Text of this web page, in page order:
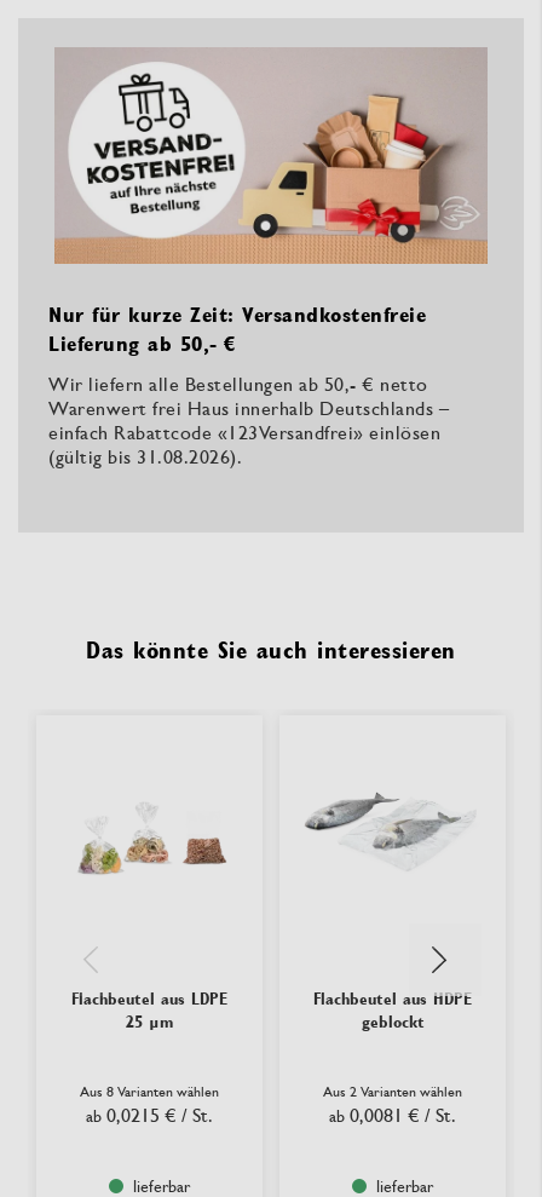
Nur für kurze Zeit: Versandkostenfreie
Lieferung ab 50,- €
Wir liefern alle Bestellungen ab 50,- € netto
Warenwert frei Haus innerhalb Deutschlands –
einfach Rabattcode «123Versandfrei» einlösen
(gültig bis 31.08.2026).
Das könnte Sie auch interessieren
Flachbeutel aus LDPE
25 µm
Aus 8 Varianten wählen
ab 0,0215 € / St.
lieferbar
Flachbeutel aus HDPE
geblockt
Aus 2 Varianten wählen
ab 0,0081 € / St.
lieferbar